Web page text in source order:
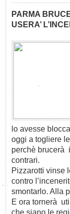
PARMA
USERA’
lo avesse
oggi a togliere
perchè brucerà
contrari.
Pizzarotti vinse
contro
smontarlo. Alla
E ora tornerà
che siano le